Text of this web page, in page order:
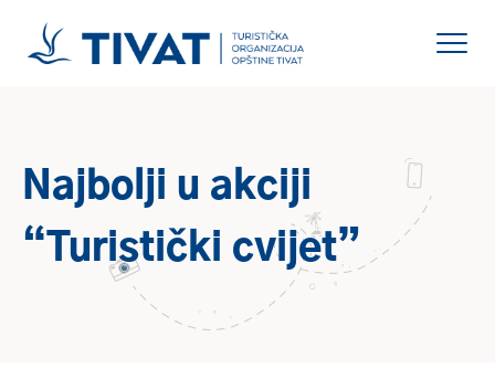
Najbolji u akciji
“Turistički cvijet”